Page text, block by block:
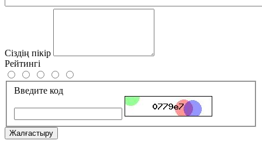
Сіздің пікір
Рейтингі
Введите код
Жалғастыру